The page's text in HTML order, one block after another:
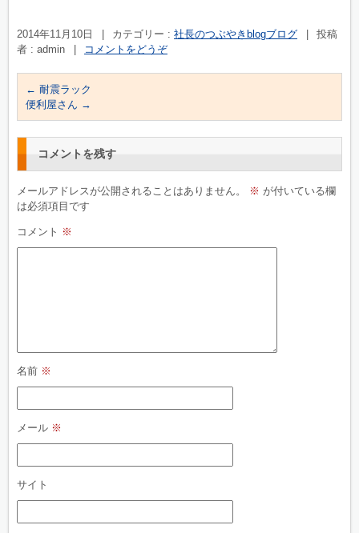
2014年11月10日 カテゴリー : 社長のつぶやきblogブログ
投稿
者 : admin
コメントをどうぞ
← 耐震ラック
便利屋さん →
コメントを残す
メールアドレスが公開されることはありません。 ※ が付いている欄
は必須項目です
コメント ※
名前 ※
メール ※
サイト